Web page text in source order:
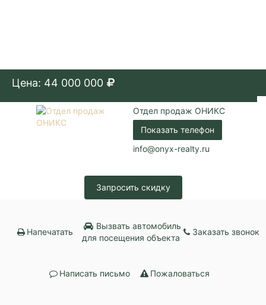
Цена: 44 000 000
Отдел продаж ОНИКС
Показать телефон
info@onyx-realty.ru
Запросить скидку
Напечатать
Вызвать автомобиль
для посещения объекта
Заказать звонок
Написать письмо Пожаловаться